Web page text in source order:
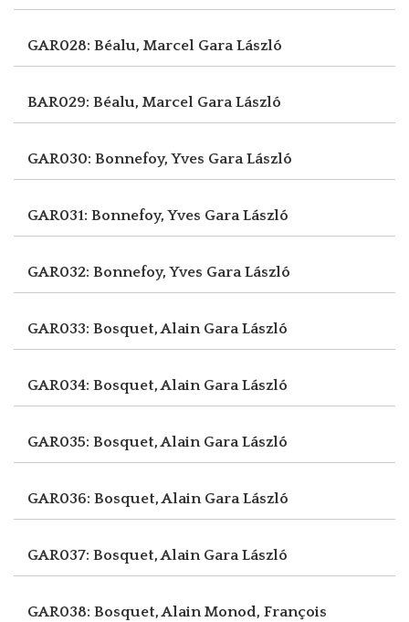
GAR028: Béalu, Marcel Gara László
BAR029: Béalu, Marcel Gara László
GAR030: Bonnefoy, Yves Gara László
GAR031: Bonnefoy, Yves Gara László
GAR032: Bonnefoy, Yves Gara László
GAR033: Bosquet, Alain Gara László
GAR034: Bosquet, Alain Gara László
GAR035: Bosquet, Alain Gara László
GAR036: Bosquet, Alain Gara László
GAR037: Bosquet, Alain Gara László
GAR038: Bosquet, AlainMonod, François